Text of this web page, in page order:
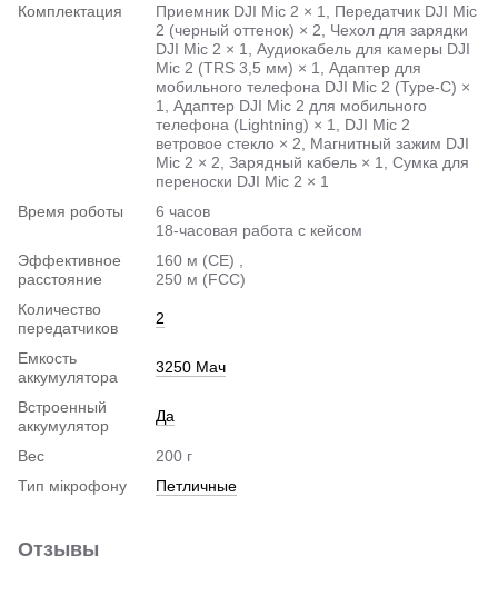
Комплектация
Приемник DJI Mic 2 × 1, Передатчик DJI Mic
2 (черный оттенок) × 2, Чехол для зарядки
DJI Mic 2 × 1, Аудиокабель для камеры DJI
Mic 2 (TRS 3,5 мм) × 1, Адаптер для
мобильного телефона DJI Mic 2 (Type-C) ×
1, Адаптер DJI Mic 2 для мобильного
телефона (Lightning) × 1, DJI Mic 2
ветровое стекло × 2, Магнитный зажим DJI
Mic 2 × 2, Зарядный кабель × 1, Сумка для
переноски DJI Mic 2 × 1
Время роботы
6 часов
18-часовая работа с кейсом
Эффективное
расстояние
160 м (CE) ,
250 м (FCC)
Количество
передатчиков
2
Емкость
аккумулятора
3250 Мач
Встроенный
аккумулятор
Да
Вес
200 г
Тип мікрофону
Петличные
Отзывы